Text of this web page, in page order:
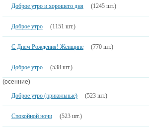
Доброе утро и хорошего дня (1245 шт.)
Доброе утро (1151 шт.)
С Днем Рождения! Женщине (770 шт.)
Доброе утро (538 шт.)
(осенние)
Доброе утро (прикольные)
(523 шт.)
Спокойной ночи (523 шт.)